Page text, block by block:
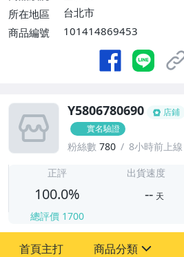
所在地區
台北市
商品編號
101414869453
Y5806780690
店鋪
實名驗證
粉絲數 780 8小時前上線
正評
100.0%
總評價 1700
出貨速度
-- 天
首頁主打 商品分類